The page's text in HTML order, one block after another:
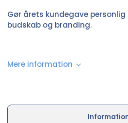
Gør årets kundegave personlig
budskab og branding.
Mere information